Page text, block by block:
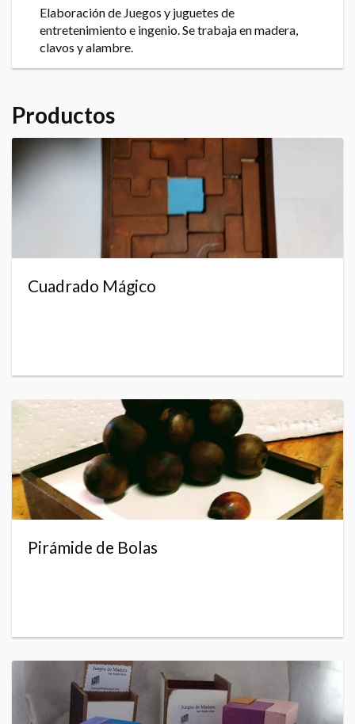
Elaboración de Juegos y juguetes de
entretenimiento e ingenio. Se trabaja en madera,
clavos y alambre.
Productos
Cuadrado Mágico
Pirámide de Bolas